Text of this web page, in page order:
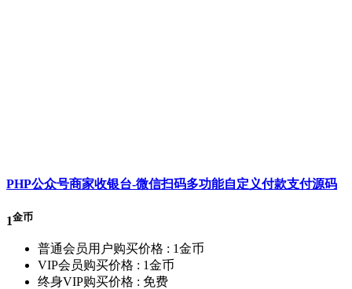
PHP公众号商家收银台-微信扫码多功能自定义付款支付源码
1金币
普通会员用户购买价格 : 1金币
VIP会员购买价格 : 1金币
终身VIP购买价格 : 免费